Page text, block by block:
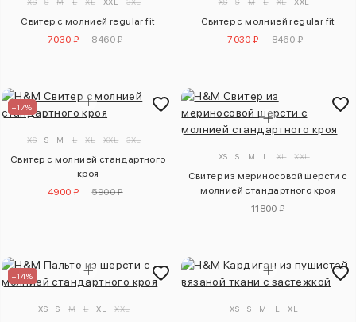
Свитер с молнией regular fit
7030 ₽
8460 ₽
Свитер с молнией regular fit
7030 ₽
8460 ₽
–17%
XS S M L XL XXL 3XL
Свитер с молнией стандартного
кроя
4900 ₽
5900 ₽
XS S M L XL XXL
Свитер из мериносовой шерсти с
молнией стандартного кроя
11800 ₽
–14%
XS S M L XL XXL XS S M L XL